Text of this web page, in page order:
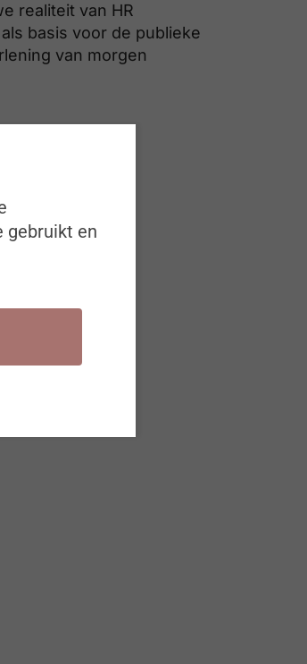
realiteit van HR
basis voor de publieke
van morgen
gebruikt en